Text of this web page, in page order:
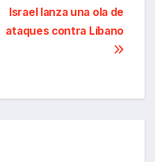
Israel lanza una ola de
ataques contra Líbano